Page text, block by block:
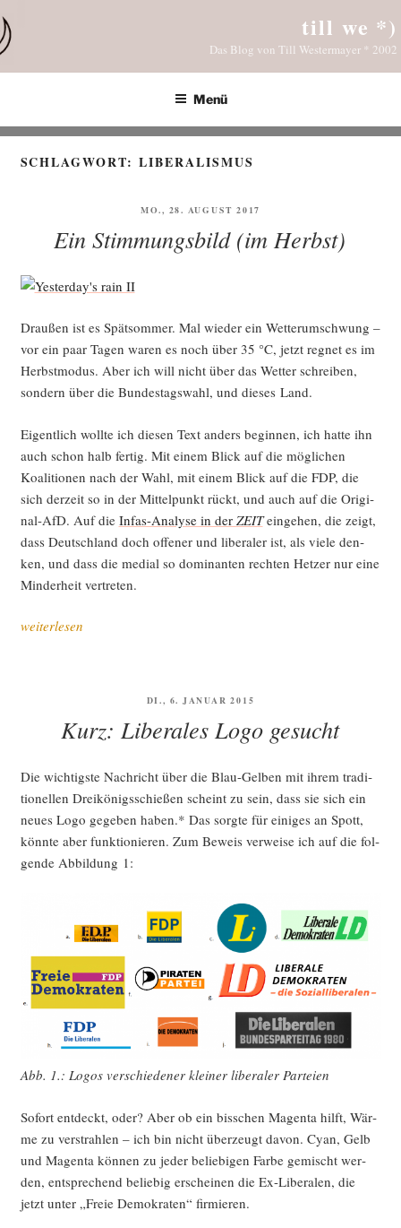
Inhalt
springen
till we *)
Das Blog von Till Westermayer * 2002
Menü
SCHLAGWORT:LIBERALISMUS
VERÖFFENTLICHT
MO., 28. AUGUST 2017
Ein Stimmungsbild (im Herbst)
Drau­ßen ist es Spät­som­mer. Mal wie­der ein Wet­ter­um­schwung –
vor ein paar Tagen waren es noch über 35 °C, jetzt reg­net es im
Herbst­mo­dus. Aber ich will nicht über das Wet­ter schrei­ben,
son­dern über die Bun­des­tags­wahl, und die­ses Land.
Eigent­lich woll­te ich die­sen Text anders begin­nen, ich hat­te ihn
auch schon halb fer­tig. Mit einem Blick auf die mög­li­chen
Koali­tio­nen nach der Wahl, mit einem Blick auf die FDP, die
sich der­zeit so in der Mit­tel­punkt rückt, und auch auf die Ori­gi­
nal-AfD. Auf die Infas-Ana­ly­se in der ZEITein­ge­hen, die zeigt,
dass Deutsch­land doch offe­ner und libe­ra­ler ist, als vie­le den­
ken, und dass die medi­al so domi­nan­ten rech­ten Het­zer nur eine
Min­der­heit vertreten.
„Ein
Herbst)“
weiterlesen
VERÖFFENTLICHT
DI., 6. JANUAR 2015
Kurz: Liberales Logo gesucht
Die wich­tigs­te Nach­richt über die Blau-Gel­ben mit ihrem tra­di­
tio­nel­len Drei­kö­nigs­schie­ßen scheint zu sein, dass sie sich ein
neu­es Logo gege­ben haben.* Das sorg­te für eini­ges an Spott,
könn­te aber funk­tio­nie­ren. Zum Beweis ver­wei­se ich auf die fol­
gen­de Abbil­dung 1:
Abb. 1.: Logos ver­schie­de­ner klei­ner libe­ra­ler Parteien
Sofort ent­deckt, oder? Aber ob ein biss­chen Magen­ta hilft, Wär­
me zu ver­strah­len – ich bin nicht über­zeugt davon. Cyan, Gelb
und Magen­ta kön­nen zu jeder belie­bi­gen Far­be gemischt wer­
den, ent­spre­chend belie­big erschei­nen die Ex-Libe­ra­len, die
jetzt unter „Freie Demo­kra­ten“ firmieren.